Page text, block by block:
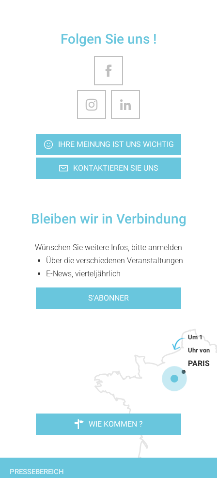
Folgen Sie uns !
IHRE MEINUNG IST UNS WICHTIG
KONTAKTIEREN SIE UNS
Bleiben wir in Verbindung
Wünschen Sie weitere Infos, bitte anmelden
Über die verschiedenen Veranstaltungen
E-News, vierteljährlich
S'ABONNER
PARIS
WIE KOMMEN ?
PRESSEBEREICH